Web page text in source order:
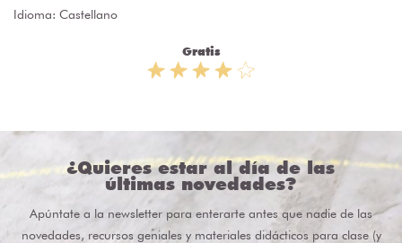
Idioma: Castellano
Gratis
¿Quieres estar al día de las
últimas novedades?
Apúntate a la newsletter para enterarte antes que nadie de las
novedades, recursos geniales y materiales didácticos para clase (y